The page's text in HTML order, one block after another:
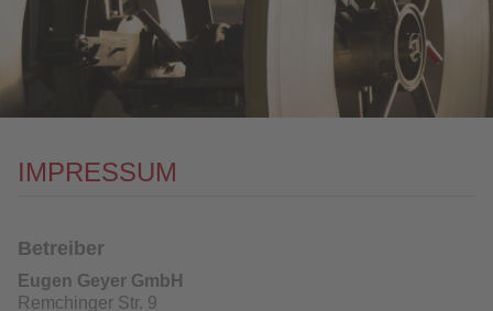
KARRIERE
KONTAKT
IMPRESSUM
Betreiber
Eugen Geyer GmbH
Remchinger Str. 9